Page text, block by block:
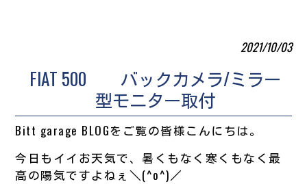
2021/10/03
FIAT 500 バックカメラ/ミラー
型モニター取付
Bitt garage BLOGをご覧の皆様こんにちは。
今日もイイお天気で、暑くもなく寒くもなく最
高の陽気ですよねぇ＼(^o^)／